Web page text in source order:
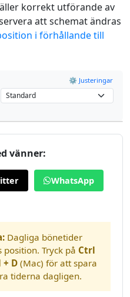
korrekt utförande av
att schemat ändras
i förhållande till
⚙️ Justeringar
vänner:
WhatsApp
Dagliga bönetider
Tryck på Ctrl
+ D (Mac) för att spara
tiderna dagligen.